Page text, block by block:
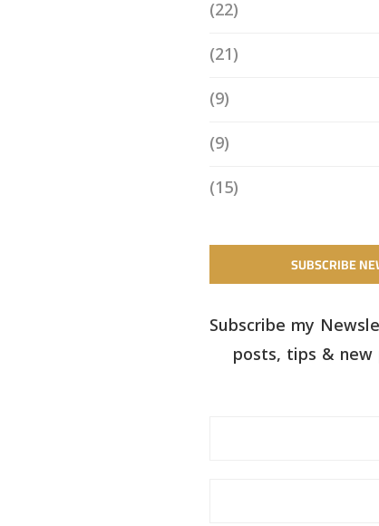
(22)
(21)
(9)
(9)
(15)
SUBSCRIBE
Subscribe my
posts, tips &